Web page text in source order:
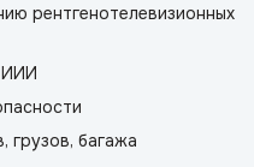
рентгенотелевизионных
ИИИ
багажа